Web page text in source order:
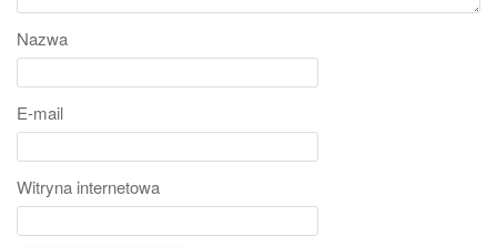
Nazwa
E-mail
Witryna internetowa